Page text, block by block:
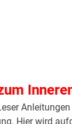
Hier wird